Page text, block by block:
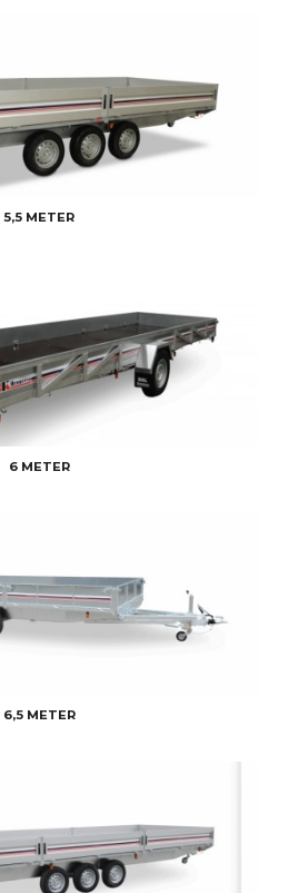
5,5 METER
6 METER
6,5 METER